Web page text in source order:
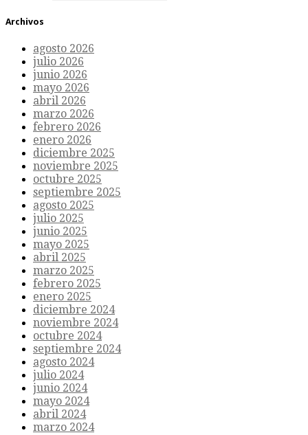
Archivos
agosto 2026
julio 2026
junio 2026
mayo 2026
abril 2026
marzo 2026
febrero 2026
enero 2026
diciembre 2025
noviembre 2025
octubre 2025
septiembre 2025
agosto 2025
julio 2025
junio 2025
mayo 2025
abril 2025
marzo 2025
febrero 2025
enero 2025
diciembre 2024
noviembre 2024
octubre 2024
septiembre 2024
agosto 2024
julio 2024
junio 2024
mayo 2024
abril 2024
marzo 2024